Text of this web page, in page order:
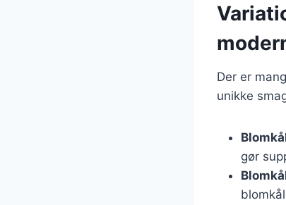
Der er
unikke
gør